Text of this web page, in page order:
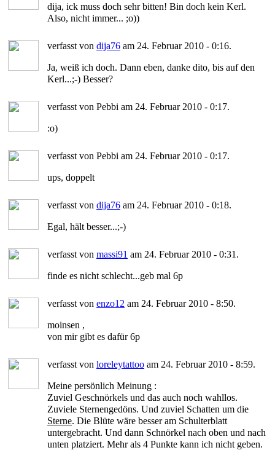
dija, ick muss doch sehr bitten! Bin doch kein Kerl.
Also, nicht immer... ;o))
verfasst von dija76 am 24. Februar 2010 - 0:16.
Ja, weiß ich doch. Dann eben, danke dito, bis auf den
Kerl...;-) Besser?
verfasst von Pebbi am 24. Februar 2010 - 0:17.
:o)
verfasst von Pebbi am 24. Februar 2010 - 0:17.
ups, doppelt
verfasst von dija76 am 24. Februar 2010 - 0:18.
Egal, hält besser...;-)
verfasst von massi91 am 24. Februar 2010 - 0:31.
finde es nicht schlecht...geb mal 6p
verfasst von enzo12 am 24. Februar 2010 - 8:50.
moinsen ,
von mir gibt es dafür 6p
verfasst von loreleytattoo am 24. Februar 2010 - 8:59.
Meine persönlich Meinung :
Zuviel Geschnörkels und das auch noch wahllos.
Zuviele Sternengedöns. Und zuviel Schatten um die
Sterne. Die Blüte wäre besser am Schulterblatt
untergebracht. Und dann Schnörkel nach oben und nach
unten platziert. Mehr als 4 Punkte kann ich nicht geben.